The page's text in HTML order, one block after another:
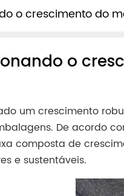
o crescimento do
o
um crescimento
De acordo
composta de
e sustentáveis.